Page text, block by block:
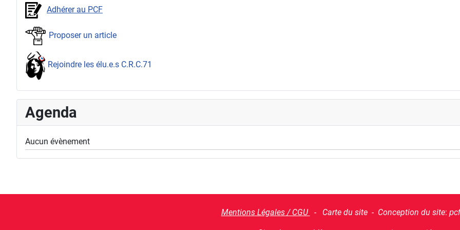
Adhérer au PCF
Proposer un article
Rejoindre les élu.e.s C.R.C.71
Agenda
Aucun évènement
Mentions Légales / CGU - Carte du site - Conception du site: